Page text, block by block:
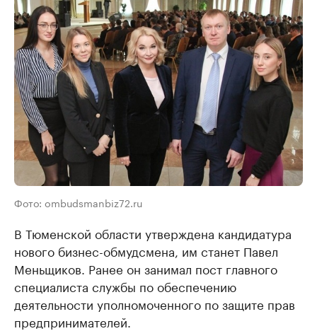
Фото: ombudsmanbiz72.ru
В Тюменской области утверждена кандидатура
нового бизнес-обмудсмена, им станет Павел
Меньщиков. Ранее он занимал пост главного
специалиста службы по обеспечению
деятельности уполномоченного по защите прав
предпринимателей.